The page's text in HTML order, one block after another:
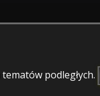
podległych.